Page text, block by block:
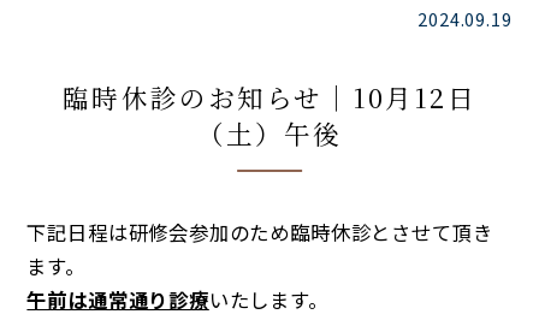
2024.09.19
臨時休診のお知らせ｜10月12日
（土）午後
下記日程は研修会参加のため臨時休診とさせて頂き
ます。
午前は通常通り診療いたします。